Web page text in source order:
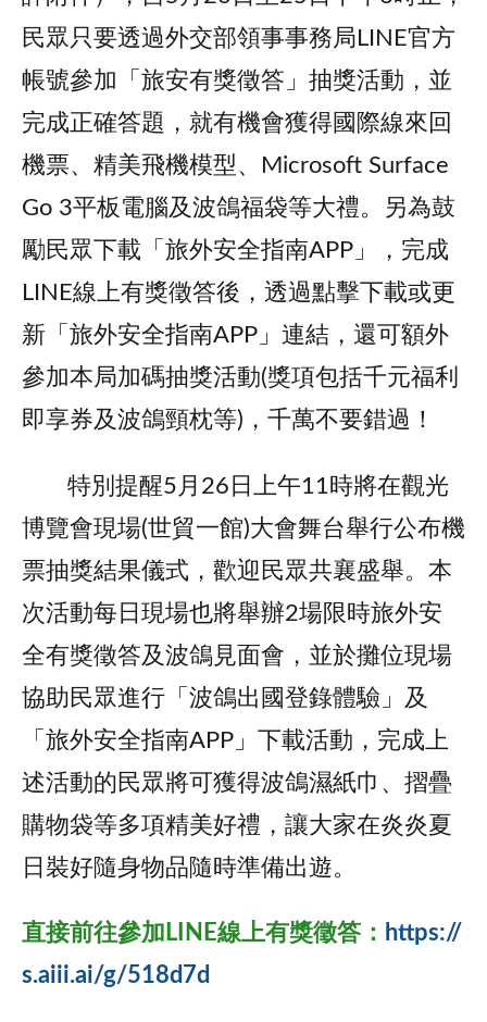
民眾只要透過外交部領事事務局LINE官方
帳號參加「旅安有獎徵答」抽獎活動，並
完成正確答題，就有機會獲得國際線來回
機票、精美飛機模型、Microsoft Surface
Go 3平板電腦及波鴿福袋等大禮。另為鼓
勵民眾下載「旅外安全指南APP」，完成
LINE線上有獎徵答後，透過點擊下載或更
新「旅外安全指南APP」連結，還可額外
參加本局加碼抽獎活動(獎項包括千元福利
即享券及波鴿頸枕等)，千萬不要錯過！
特別提醒5月26日上午11時將在觀光
博覽會現場(世貿一館)大會舞台舉行公布機
票抽獎結果儀式，歡迎民眾共襄盛舉。本
次活動每日現場也將舉辦2場限時旅外安
全有獎徵答及波鴿見面會，並於攤位現場
協助民眾進行「波鴿出國登錄體驗」及
「旅外安全指南APP」下載活動，完成上
述活動的民眾將可獲得波鴿濕紙巾、摺疊
購物袋等多項精美好禮，讓大家在炎炎夏
日裝好隨身物品隨時準備出遊。
直接前往參加LINE線上有獎徵答：
https://
s.aiii.ai/g/518d7d